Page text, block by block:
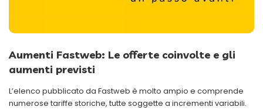
Aumenti Fastweb: Le offerte coinvolte e gli
aumenti previsti
L’elenco pubblicato da Fastweb è molto ampio e comprende
numerose tariffe storiche, tutte soggette a incrementi variabili.